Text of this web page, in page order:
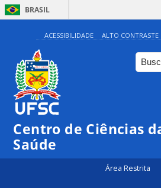
BRASIL
ACESSIBILIDADE ALTO CONTRASTE
Centro de Ciências
Saúde
Área Restrita